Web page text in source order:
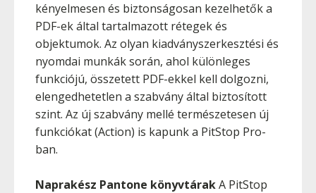
kényelmesen és biztonságosan kezelhetők a
PDF-ek által tartalmazott rétegek és
objektumok. Az olyan kiadványszerkesztési és
nyomdai munkák során, ahol különleges
funkciójú, összetett PDF-ekkel kell dolgozni,
elengedhetetlen a szabvány által biztosított
szint. Az új szabvány mellé természetesen új
funkciókat (Action) is kapunk a PitStop Pro-
ban.
Naprakész Pantone könyvtárakA PitStop